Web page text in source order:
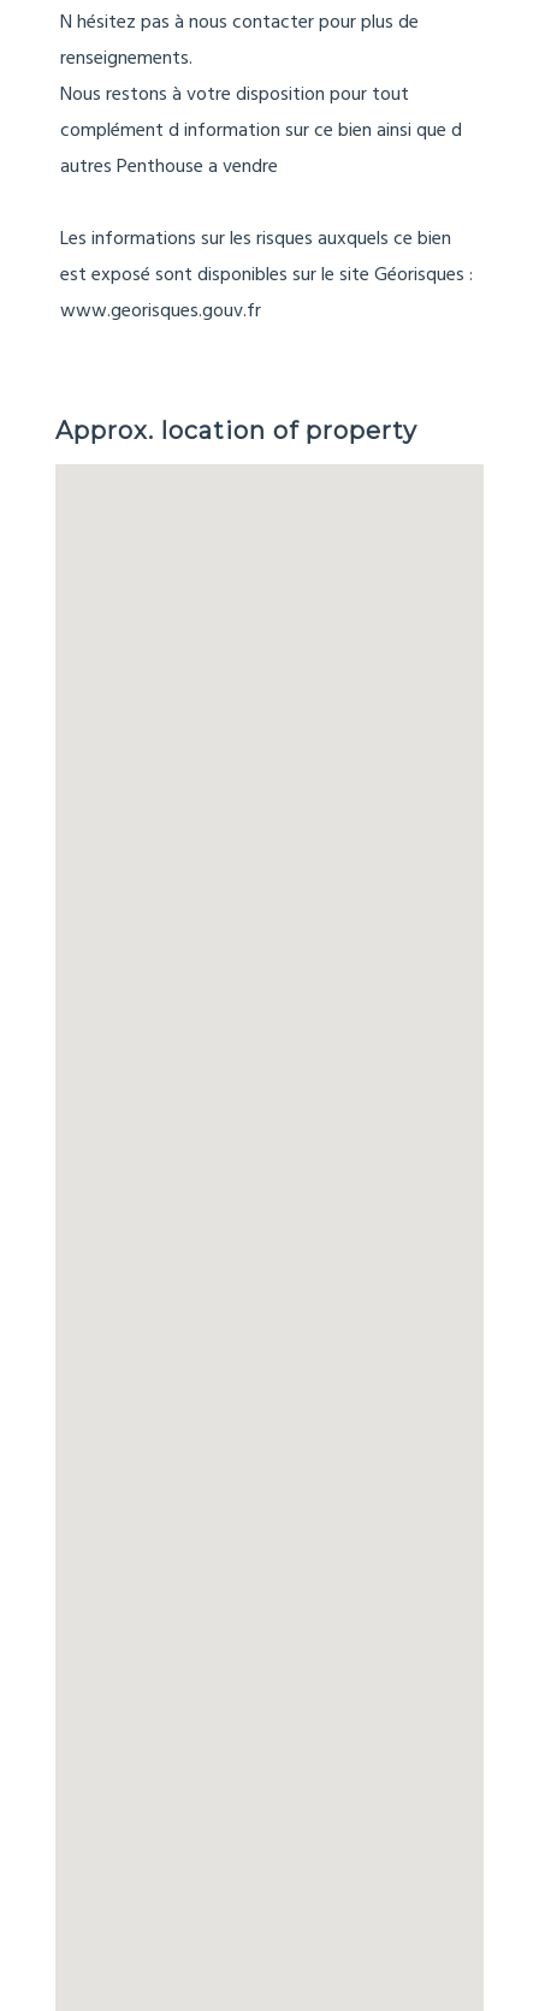
N hésitez pas à nous contacter pour plus de
renseignements.
Nous restons à votre disposition pour tout
complément d information sur ce bien ainsi que d
autres Penthouse a vendre
Les informations sur les risques auxquels ce bien
est exposé sont disponibles sur le site Géorisques :
www.georisques.gouv.fr
Approx. location of property